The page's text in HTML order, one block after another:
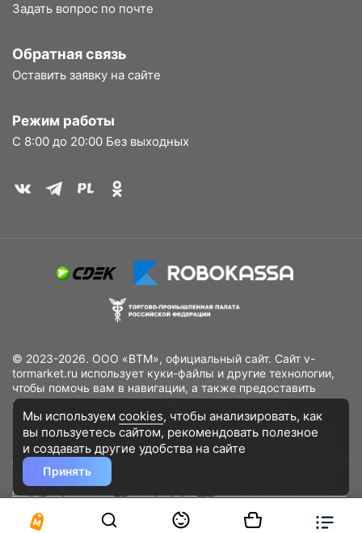
Задать вопрос по почте
Обратная связь
Оставить заявку на сайте
Режим работы
С 8:00 до 20:00 Без выходных
© 2023-2026. ООО «ВТМ», официальный сайт. Сайт v-
tormarket.ru использует куки-файлы и другие технологии,
чтобы помочь вам в навигации, а также предоставить
лучший пользовательский опыт, анализировать
использование наших продуктов и услуг, повысить
качество рекламных и маркетинговых активностей. Если
Вы не хотите, чтобы Ваши пользовательские данные
обрабатывались, пожалуйста, ограничьте их использование
в своём браузере.
конфиденциальности
Разработано DST Global
Мы используем cookies, чтобы анализировать, как
вы пользуетесь сайтом, рекомендовать полезное
и создавать другие удобства на сайте
Принять